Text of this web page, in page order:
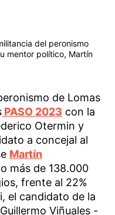
del peronismo
mentor político, Martín
de Lomas
PASO 2023 con la
Otermin y
a concejal al
Martín
más de 138.000
frente al 22%
el candidato de la
Viñuales -